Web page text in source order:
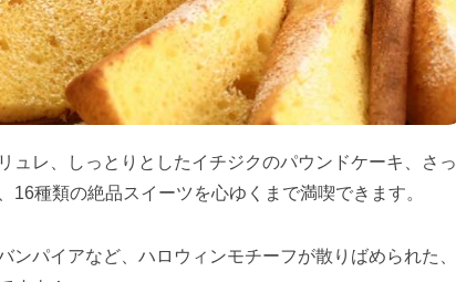
ュレ、しっとりとしたイチジクのパウンドケーキ、さっ
16種類の絶品スイーツを心ゆくまで満喫できます。
ンパイアなど、ハロウィンモチーフが散りばめられた、